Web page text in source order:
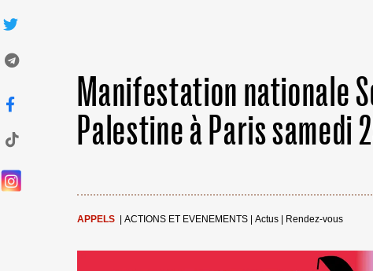
Manifestation nationale
Palestine à Paris samedi
APPELS |ACTIONS ET EVENEMENTS |Actus Rendez-vous